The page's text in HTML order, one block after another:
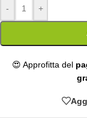
- +
😍 Approfitta del